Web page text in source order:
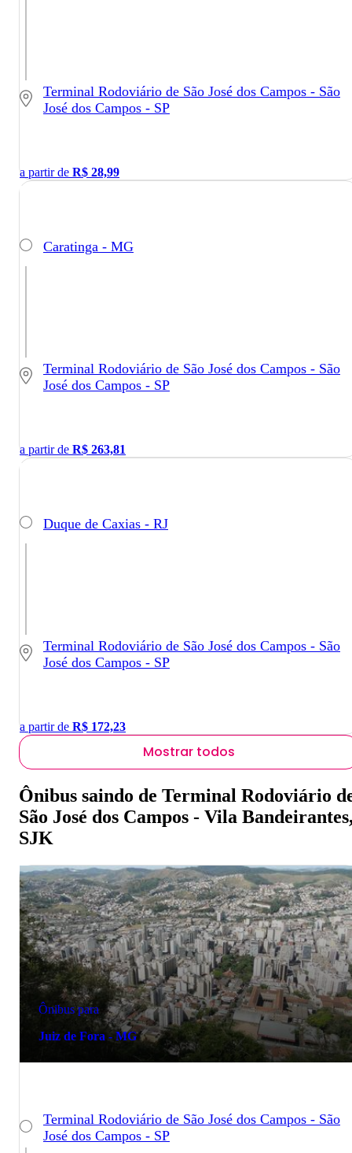
Terminal Rodoviário de São José dos Campos - São
José dos Campos - SP
a partir de R$ 28,99
Caratinga - MG
Terminal Rodoviário de São José dos Campos - São
José dos Campos - SP
a partir de R$ 263,81
Duque de Caxias - RJ
Terminal Rodoviário de São José dos Campos - São
José dos Campos - SP
a partir de R$ 172,23
Mostrar todos
Ônibus saindo de Terminal Rodoviário
São José dos Campos - Vila
SJK
Ônibus para
Juiz de Fora - MG
Terminal Rodoviário de São José dos Campos - São
José dos Campos - SP